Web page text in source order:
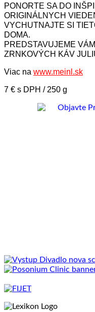
PONORTE SA DO
ORIGINÁLNYCH
VYCHUTNAJTE SI
DOMA.
PREDSTAVUJEME
ZRNKOVÝCH KÁV
Viac na www.meinl.sk
7 € s DPH / 250 g